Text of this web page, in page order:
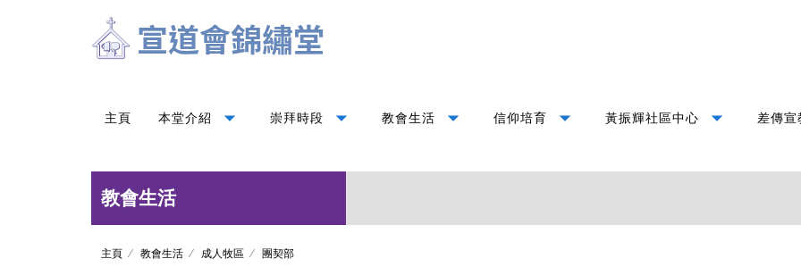
主頁 本堂介紹 arrow_drop_down 崇拜時段 arrow_drop_down 教會生活 arrow_drop_down 信仰培育 arrow_drop_down 黃振輝社區中心 arrow_drop_down 差傳宣
教會生活
主頁 教會生活 成人牧區 團契部